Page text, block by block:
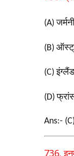
(A)जर्मनी
(B)
(C)इंग्लैंड
(D)
Ans:-
736.